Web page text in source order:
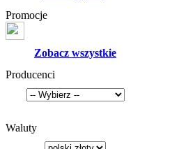
Promocje
Zobacz wszystkie
Producenci
Waluty